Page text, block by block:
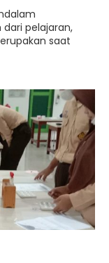
pelajaran,
saat